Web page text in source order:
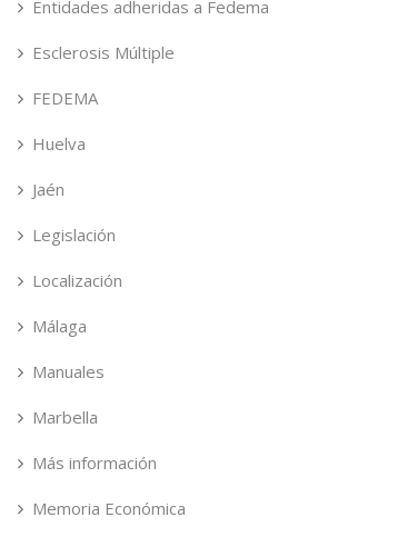
Entidades adheridas a Fedema
Esclerosis Múltiple
FEDEMA
Huelva
Jaén
Legislación
Localización
Málaga
Manuales
Marbella
Más información
Memoria Económica